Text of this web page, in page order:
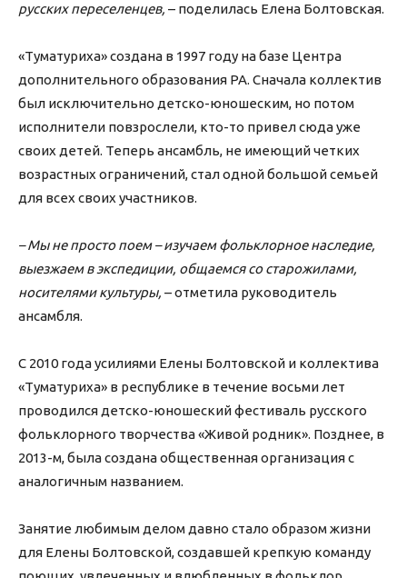
русских переселенцев, – поделилась Елена Болтовская.
«Туматуриха» создана в 1997 году на базе Центра
дополнительного образования РА. Сначала коллектив
был исключительно детско-юношеским, но потом
исполнители повзрослели, кто-то привел сюда уже
своих детей. Теперь ансамбль, не имеющий четких
возрастных ограничений, стал одной большой семьей
для всех своих участников.
– Мы не просто поем – изучаем фольклорное наследие,
выезжаем в экспедиции, общаемся со старожилами,
носителями культуры, – отметила руководитель
ансамбля.
С 2010 года усилиями Елены Болтовской и коллектива
«Туматуриха» в республике в течение восьми лет
проводился детско-юношеский фестиваль русского
фольклорного творчества «Живой родник». Позднее, в
2013-м, была создана общественная организация с
аналогичным названием.
Занятие любимым делом давно стало образом жизни
для Елены Болтовской, создавшей крепкую команду